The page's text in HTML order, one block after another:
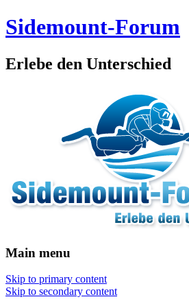
Sidemount-Forum
Erlebe den Unterschied
Main menu
Skip to primary content
Skip to secondary content